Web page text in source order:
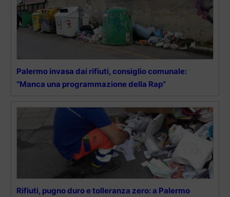
Palermo invasa dai rifiuti, consiglio comunale:
“Manca una programmazione della Rap”
Rifiuti, pugno duro e tolleranza zero: a Palermo